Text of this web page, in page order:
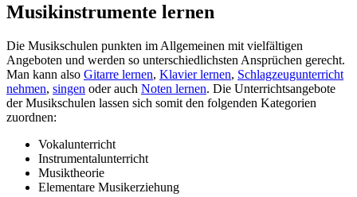
Musikinstrumente lernen
Die Musikschulen punkten im Allgemeinen mit vielfältigen
Angeboten und werden so unterschiedlichsten Ansprüchen gerecht.
Man kann also Gitarre lernen, Klavier lernen, Schlagzeugunterricht
nehmen, singen oder auch Noten lernen. Die Unterrichtsangebote
der Musikschulen lassen sich somit den folgenden Kategorien
zuordnen:
Vokalunterricht
Instrumentalunterricht
Musiktheorie
Elementare Musikerziehung